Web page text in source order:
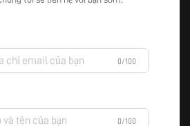
0/100
0/100